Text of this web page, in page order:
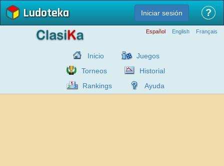
Ludoteka Iniciar sesión ?
Español English Français
Inicio
Juegos
Torneos
Historial
Rankings
Ayuda